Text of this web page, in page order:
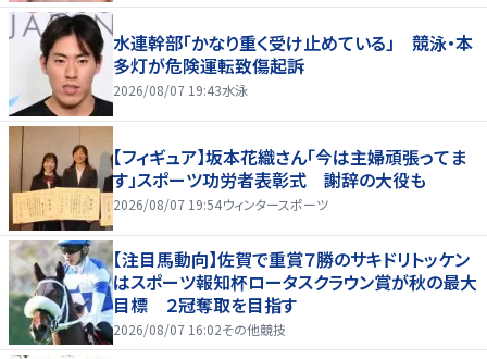
水連幹部「かなり重く受け止めている」 競泳・本
多灯が危険運転致傷起訴
2026/08/07 19:43水泳
【フィギュア】坂本花織さん「今は主婦頑張ってま
す」スポーツ功労者表彰式 謝辞の大役も
2026/08/07 19:54ウィンタースポーツ
【注目馬動向】佐賀で重賞７勝のサキドリトッケン
はスポーツ報知杯ロータスクラウン賞が秋の最大
目標 ２冠奪取を目指す
2026/08/07 16:02その他競技